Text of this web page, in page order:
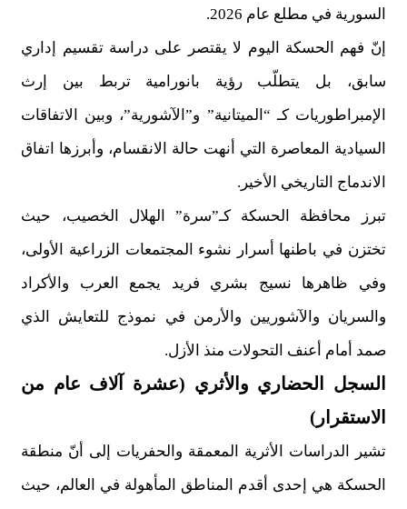
السورية في مطلع عام 2026.
إنّ فهم الحسكة اليوم لا يقتصر على دراسة تقسيم إداري
سابق، بل يتطلّب رؤية بانورامية تربط بين إرث
الإمبراطوريات كـ “الميتانية” و”الآشورية”، وبين الاتفاقات
السيادية المعاصرة التي أنهت حالة الانقسام، وأبرزها اتفاق
الاندماج التاريخي الأخير.
تبرز محافظة الحسكة كـ”سرة” الهلال الخصيب، حيث
تختزن في باطنها أسرار نشوء المجتمعات الزراعية الأولى،
وفي ظاهرها نسيج بشري فريد يجمع العرب والأكراد
والسريان والآشوريين والأرمن في نموذج للتعايش الذي
صمد أمام أعنف التحولات منذ الأزل.
السجل الحضاري والأثري (عشرة آلاف عام من
الاستقرار)
تشير الدراسات الأثرية المعمقة والحفريات إلى أنّ منطقة
الحسكة هي إحدى أقدم المناطق المأهولة في العالم، حيث